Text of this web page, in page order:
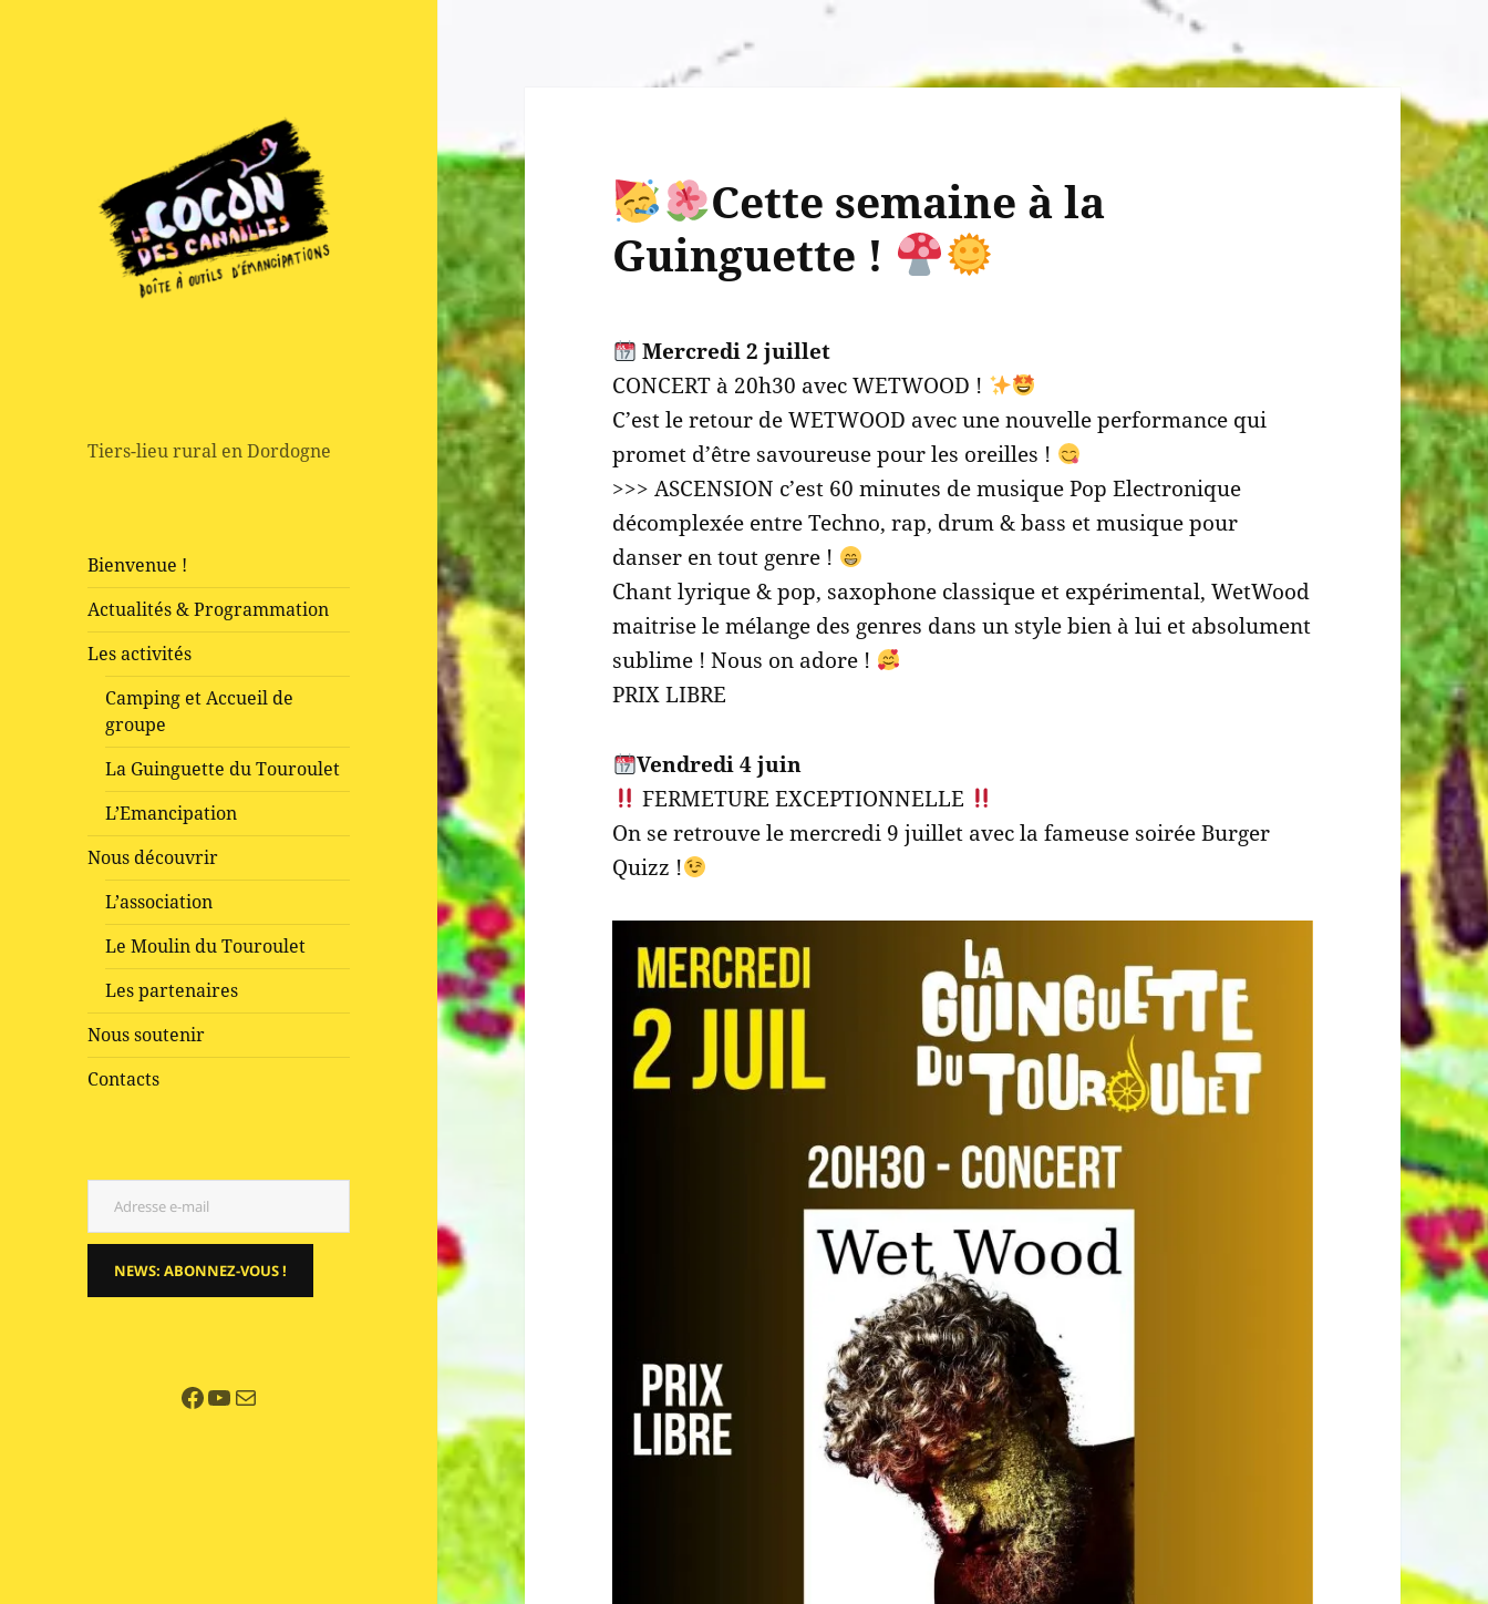
Tiers-lieu rural en Dordogne
Bienvenue !
Actualités & Programmation
Les activités
Camping et Accueil de
groupe
La Guinguette du Touroulet
L’Emancipation
Nous découvrir
L’association
Le Moulin du Touroulet
Les partenaires
Nous soutenir
Contacts
Adresse e-mail
NEWS: ABONNEZ-VOUS !
Facebook
YouTube
E-mail
Cette semaine à la
Guinguette !
Mercredi 2 juillet
CONCERT à 20h30 avec WETWOOD !
C’est le retour de WETWOOD avec une nouvelle performance qui
promet d’être savoureuse pour les oreilles !
>>> ASCENSION c’est 60 minutes de musique Pop Electronique
décomplexée entre Techno, rap, drum & bass et musique pour
danser en tout genre !
Chant lyrique & pop, saxophone classique et expérimental, WetWood
maitrise le mélange des genres dans un style bien à lui et absolument
sublime ! Nous on adore !
PRIX LIBRE
Vendredi 4 juin
FERMETURE EXCEPTIONNELLE
On se retrouve le mercredi 9 juillet avec la fameuse soirée Burger
Quizz !